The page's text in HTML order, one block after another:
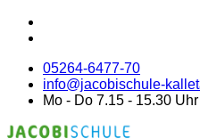
05264-6477-70
info@jacobischule-
Mo - Do 7.15 - 15.30